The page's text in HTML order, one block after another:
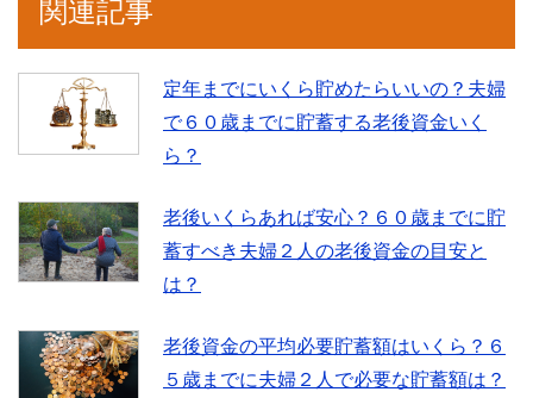
関連記事
定年までにいくら貯めたらいいの？夫婦
で６０歳までに貯蓄する老後資金いく
ら？
老後いくらあれば安心？６０歳までに貯
蓄すべき夫婦２人の老後資金の目安と
は？
老後資金の平均必要貯蓄額はいくら？６
５歳までに夫婦２人で必要な貯蓄額は？